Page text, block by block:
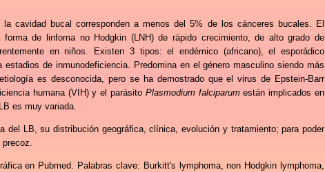
la cavidad bucal corresponden a menos del 5% de los cánceres bucales. El
de linfoma no Hodgkin (LNH) de rápido crecimiento, de alto grado de
en niños. Existen 3 tipos: el endémico (africano), el esporádico
de inmunodeficiencia. Predomina en el género masculino siendo más
es desconocida, pero se ha demostrado que el virus de Epstein-Barr
humana (VIH) y el parásito Plasmodium falciparumestán implicados en
es muy variada.
del LB, su distribución geográfica, clínica, evolución y tratamiento; para poder
precoz.
en Pubmed. Palabras clave: Burkitt's lymphoma, non Hodgkin lymphoma,